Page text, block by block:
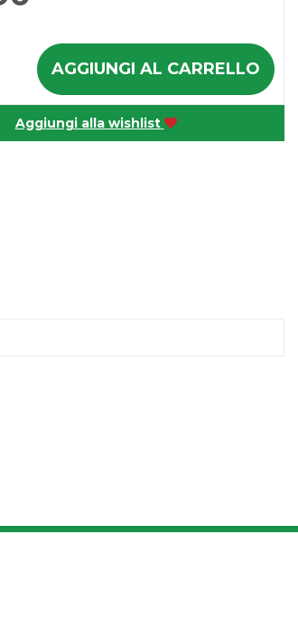
AGGIUNGI AL CARRELLO
Aggiungi alla wishlist